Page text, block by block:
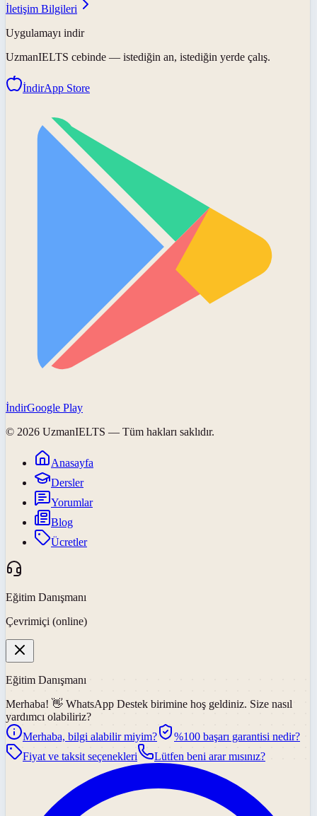
İletişim Bilgileri
Uygulamayı indir
UzmanIELTS cebinde — istediğin an, istediğin yerde çalış.
İndirApp Store
İndirGoogle Play
© 2026 UzmanIELTS — Tüm hakları saklıdır.
Anasayfa
Dersler
Yorumlar
Blog
Ücretler
Eğitim Danışmanı
Çevrimiçi (online)
Eğitim Danışmanı
Merhaba! 👋 WhatsApp Destek birimine hoş geldiniz. Size nasıl
yardımcı olabiliriz?
Merhaba, bilgi alabilir miyim?
%100 başarı garantisi nedir?
Fiyat ve taksit seçenekleri
Lütfen beni arar mısınız?